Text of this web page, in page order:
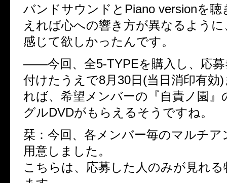
バンドサウンドとPiano versionを聴
えれば心への響き方が異なるよう
感じて欲しかったんです。
――今回、全5-TYPEを購入し、応募
付けたうえで8月30日(当日消印有効
れば、希望メンバーの『自責ノ園』
グルDVDがもらえるそうですね。
栞：今回、各メンバー毎のマルチア
用意しました。
こちらは、応募した人のみが見れ